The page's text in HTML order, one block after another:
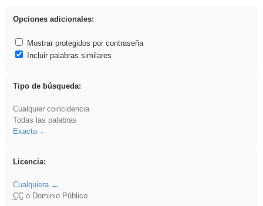
Opciones adicionales:
Mostrar protegidos por contraseña
Incluir palabras similares
Tipo de búsqueda:
Cualquier coincidencia
Todas las palabras
Exacta
Licencia:
Cualquiera
CCo Dominio Público